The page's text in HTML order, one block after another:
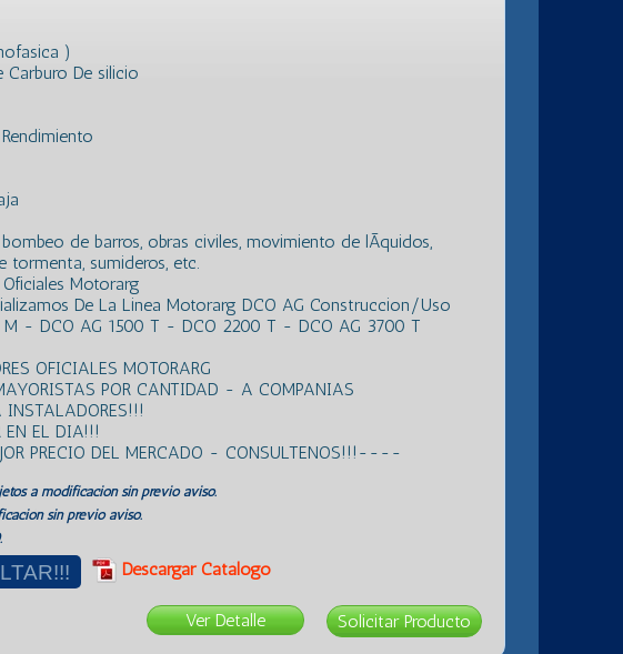
)
Carburo De silicio
de barros, obras civiles, movimiento de lÃ­quidos,
tormenta, sumideros, etc.
Motorarg
De La Linea Motorarg DCO AG Construccion/Uso
M - DCO AG 1500 T - DCO 2200 T - DCO AG 3700 T
OFICIALES MOTORARG
POR CANTIDAD - A COMPANIAS
EN EL DIA!!!
PRECIO DEL MERCADO - CONSULTENOS!!!----
a modificación sin previo aviso.
sin previo aviso.
Descargar Catálogo
Ver Detalle